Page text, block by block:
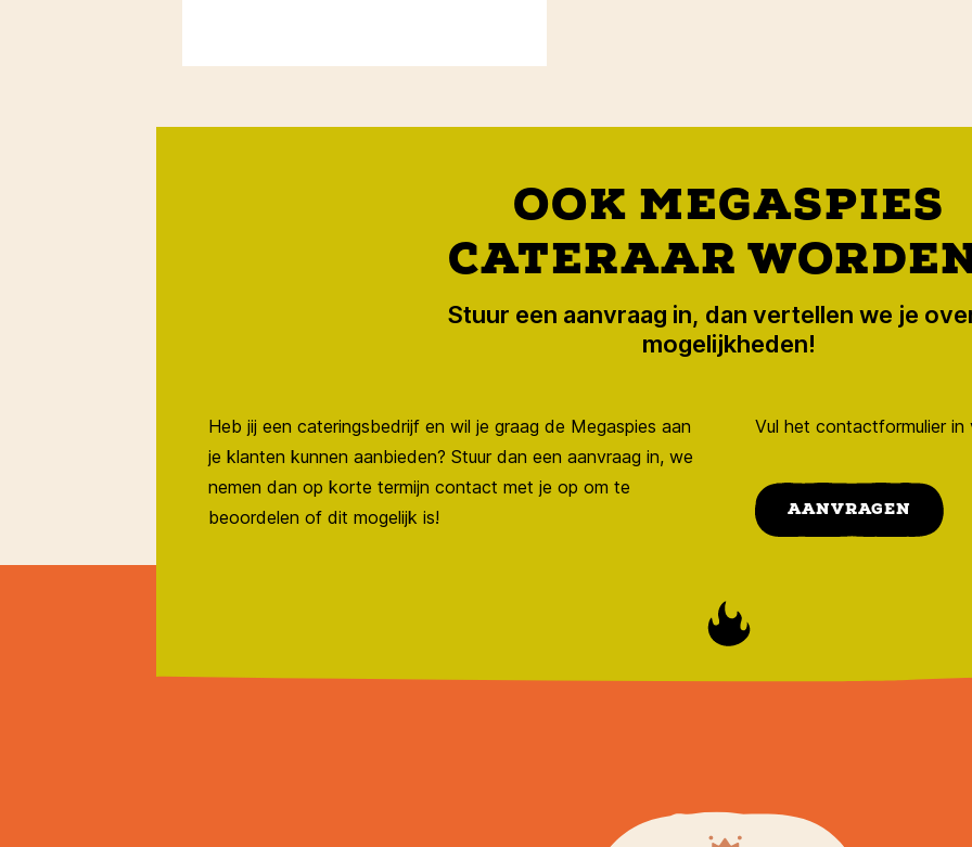
OOK MEGASPIES
CATERAAR
Stuur een aanvraag in, dan vertellen we je
mogelijkheden!
Heb jij een cateringsbedrijf en wil je graag de Megaspies aan
je klanten kunnen aanbieden? Stuur dan een aanvraag in, we
nemen dan op korte termijn contact met je op om te
beoordelen of dit mogelijk is!
Vul het contactformulier
AANVRAGEN